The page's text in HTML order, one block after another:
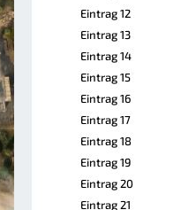
Eintrag 12
Eintrag 13
Eintrag 14
Eintrag 15
Eintrag 16
Eintrag 17
Eintrag 18
Eintrag 19
Eintrag 20
Eintrag 21